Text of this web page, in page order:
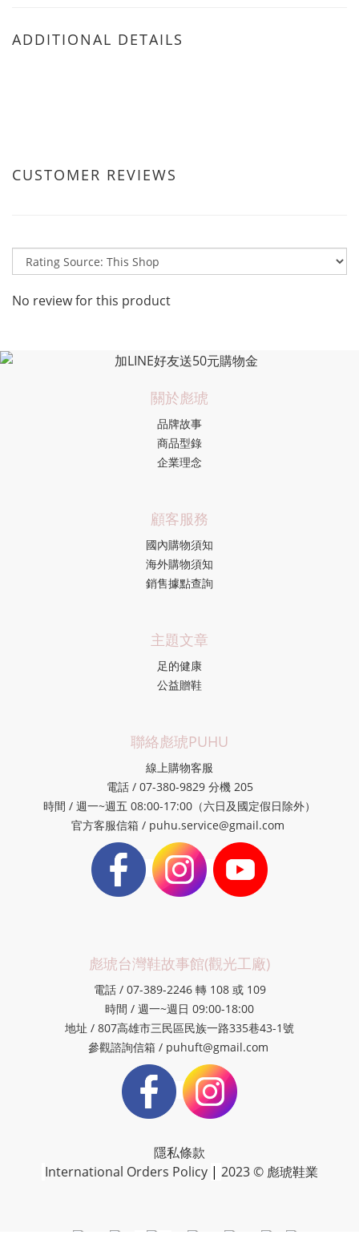
ADDITIONAL DETAILS
CUSTOMER REVIEWS
No review for this product
關於彪琥
品牌故事
商品型錄
企業理念
顧客服務
國內購物須知
海外購物須知
銷售據點查詢
主題文章
足的健康
公益贈鞋
聯絡彪琥PUHU
線上購物客服
電話 / 07-380-9829 分機 205
時間 / 週一~週五 08:00-17:00（六日及國定假日除外）
官方客服信箱 / puhu.service@gmail.com
彪琥台灣鞋故事館(觀光工廠)
電話 / 07-389-2246 轉 108 或 109
時間 / 週一~週日 09:00-18:00
地址 / 807高雄市三民區民族一路335巷43-1號
參觀諮詢信箱 / puhuft@gmail.com
隱私條款
International Orders Policy | 2023 © 彪琥鞋業